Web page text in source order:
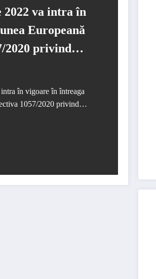
va intra în
Europeană
2020 privind
de vehicule
în vigoare în întreaga
1057/2020 privind…